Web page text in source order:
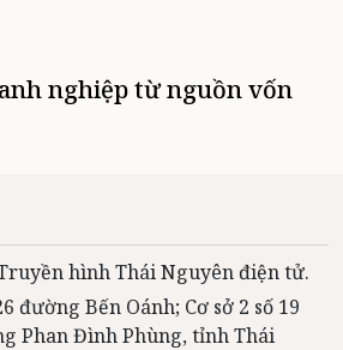
nghiệp từ nguồn vốn
hình Thái Nguyên điện tử.
đường Bến Oánh; Cơ sở 2 số 19
Phan Đình Phùng, tỉnh Thái